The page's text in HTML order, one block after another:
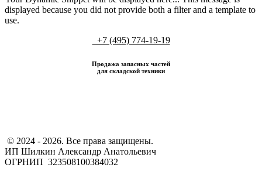
displayed because you did not provide both a filter and a template to
use.
+7 (495) 774-19-19
Продажа запасных частей
для складской техники
​ © 2024 - 2026. Все права защищены.
ИП Шилкин Александр Анатольевич
ОГРНИП 323508100384032